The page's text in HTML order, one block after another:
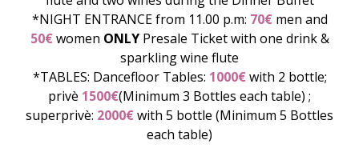
*NIGHT ENTRANCE from 11.00 p.m: 70€men and
50€women ONLYPresale Ticket with one drink &
sparkling wine flute
*TABLES: Dancefloor Tables: 1000€with 2 bottle;
privè 1500€(Minimum 3 Bottles each table) ;
superprivè: 2000€with 5 bottle (Minimum 5 Bottles
each table)